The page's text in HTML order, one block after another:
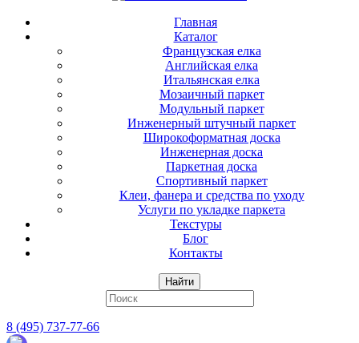
Главная
Каталог
Французская елка
Английская елка
Итальянская елка
Мозаичный паркет
Модульный паркет
Инженерный штучный паркет
Широкоформатная доска
Инженерная доска
Паркетная доска
Спортивный паркет
Клеи, фанера и средства по уходу
Услуги по укладке паркета
Текстуры
Блог
Контакты
Найти
8 (495) 737-77-66